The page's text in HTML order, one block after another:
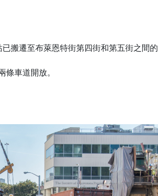
搬遷至布萊恩特街第四街和第五街之間的
車道開放。